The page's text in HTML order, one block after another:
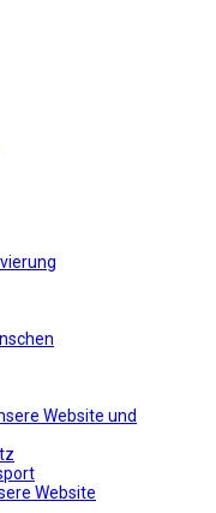
Website und
Website